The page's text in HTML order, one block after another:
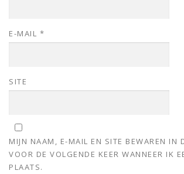
E-MAIL *
SITE
MIJN NAAM, E-MAIL EN SITE BEWAREN IN
VOOR DE VOLGENDE KEER WANNEER IK
PLAATS.